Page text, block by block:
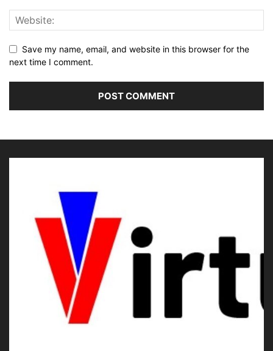
Save my name, email, and website in this browser for the
next time I comment.